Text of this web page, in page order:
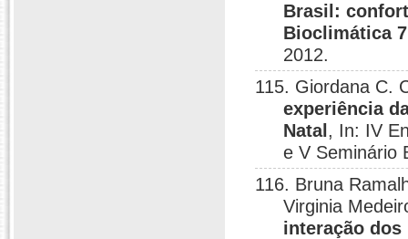
Brasil:
Bioclimática 7
2012.
115. Giordana C.
experiência
Natal , In: IV
e V Seminário
116. Bruna
Virginia
interação dos